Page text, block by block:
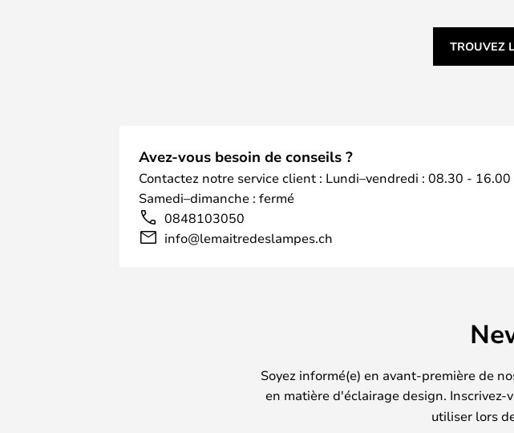
TROUVEZ
Avez-vous besoin de conseils ?
Contactez notre service client : Lundi–vendredi : 08.30 - 16.00
Samedi–dimanche : fermé
0848103050
info@lemaitredeslampes.ch
Soyez informé(e) en avant-première de
en matière d'éclairage design. Inscrivez-
utiliser lors